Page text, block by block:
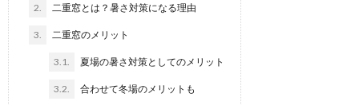
2. 二重窓とは？暑さ対策になる理由
3. 二重窓のメリット
3.1. 夏場の暑さ対策としてのメリット
3.2. 合わせて冬場のメリットも